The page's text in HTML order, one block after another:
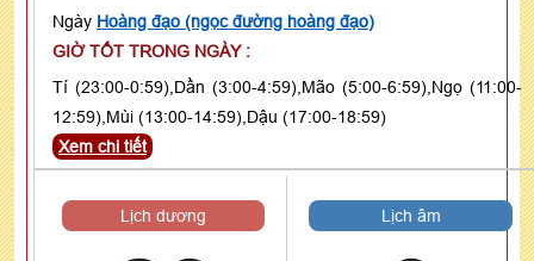
Ngày Hoàng đạo (ngọc đường hoàng đạo)
GIỜ TỐT TRONG NGÀY :
Tí (23:00-0:59),Dần (3:00-4:59),Mão (5:00-6:59),Ngọ (11:00-
12:59),Mùi (13:00-14:59),Dậu (17:00-18:59)
Xem chi tiết
Lịch dương Lịch âm